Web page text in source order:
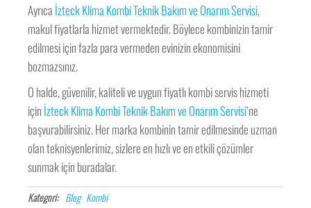
Ayrıca İzteck Klima Kombi Teknik Bakım ve Onarım Servisi,
makul fiyatlarla hizmet vermektedir. Böylece kombinizin tamir
edilmesi için fazla para vermeden evinizin ekonomisini
bozmazsınız.
O halde, güvenilir, kaliteli ve uygun fiyatlı kombi servis hizmeti
için İzteck Klima Kombi Teknik Bakım ve Onarım Servisi‘ne
başvurabilirsiniz. Her marka kombinin tamir edilmesinde uzman
olan teknisyenlerimiz, sizlere en hızlı ve en etkili çözümler
sunmak için buradalar.
Kategori: Blog Kombi